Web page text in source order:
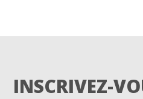
INSCRIVEZ-